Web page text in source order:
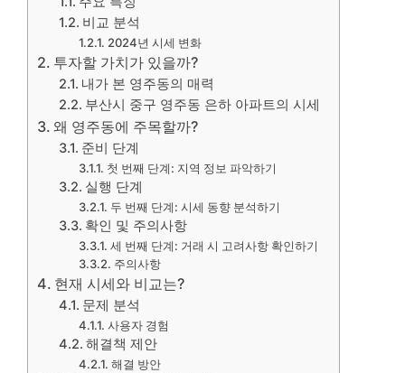
비교 분석
2024년 시세 변화
투자할 가치가 있을까?
내가 본 영주동의 매력
부산시 중구 영주동 은하 아파트의 시세
왜 영주동에 주목할까?
준비 단계
첫 번째 단계: 지역 정보 파악하기
실행 단계
두 번째 단계: 시세 동향 분석하기
확인 및 주의사항
세 번째 단계: 거래 시 고려사항 확인하기
주의사항
현재 시세와 비교는?
문제 분석
사용자 경험
해결책 제안
해결 방안